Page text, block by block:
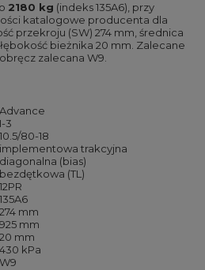
2180 kg (indeks 135A6), przy
katalogowe producenta dla
przekroju (SW) 274 mm, średnica
bieżnika 20 mm. Zalecane
zalecana W9.
Advance
I-3
10.5/80-18
implementowa trakcyjna
diagonalna (bias)
bezdętkowa (TL)
12PR
135A6
274 mm
925 mm
20 mm
430 kPa
W9